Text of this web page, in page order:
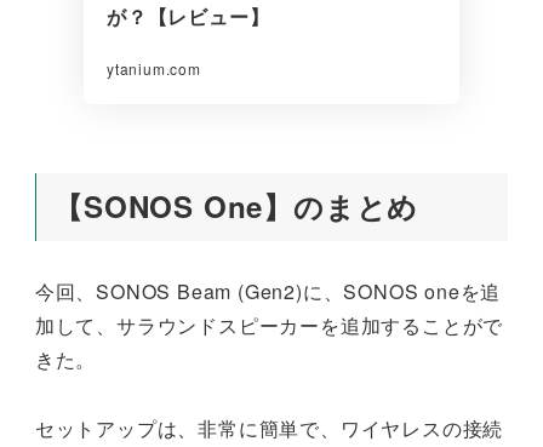
が？【レビュー】
ytanium.com
【SONOS One】のまとめ
今回、SONOS Beam (Gen2)に、SONOS oneを追
加して、サラウンドスピーカーを追加することがで
きた。
セットアップは、非常に簡単で、ワイヤレスの接続